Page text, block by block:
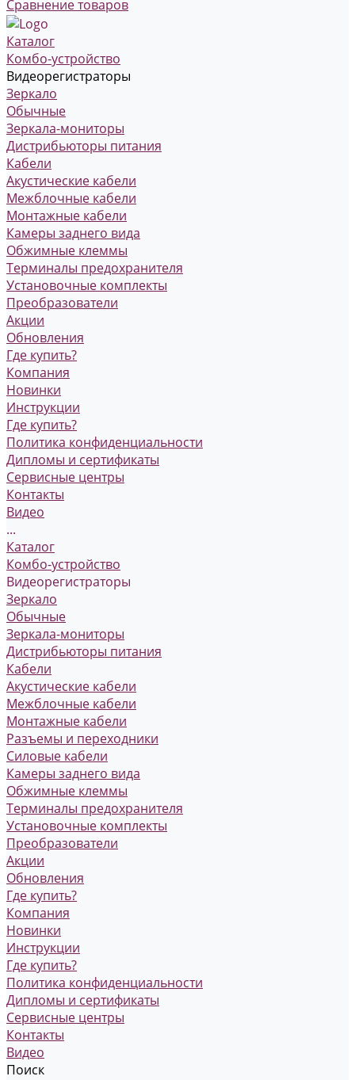
Сравнение товаров
Каталог
Комбо-устройство
Видеорегистраторы
Зеркало
Обычные
Зеркала-мониторы
Дистрибьюторы питания
Кабели
Акустические кабели
Межблочные кабели
Монтажные кабели
Камеры заднего вида
Обжимные клеммы
Терминалы предохранителя
Установочные комплекты
Преобразователи
Акции
Обновления
Где купить?
Компания
Новинки
Инструкции
Где купить?
Политика конфиденциальности
Дипломы и сертификаты
Сервисные центры
Контакты
Видео
...
Каталог
Комбо-устройство
Видеорегистраторы
Зеркало
Обычные
Зеркала-мониторы
Дистрибьюторы питания
Кабели
Акустические кабели
Межблочные кабели
Монтажные кабели
Разъемы и переходники
Силовые кабели
Камеры заднего вида
Обжимные клеммы
Терминалы предохранителя
Установочные комплекты
Преобразователи
Акции
Обновления
Где купить?
Компания
Новинки
Инструкции
Где купить?
Политика конфиденциальности
Дипломы и сертификаты
Сервисные центры
Контакты
Видео
Поиск